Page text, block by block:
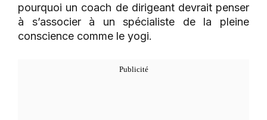
pourquoi un coach de dirigeant devrait penser
à s’associer à un spécialiste de la pleine
conscience comme le yogi.